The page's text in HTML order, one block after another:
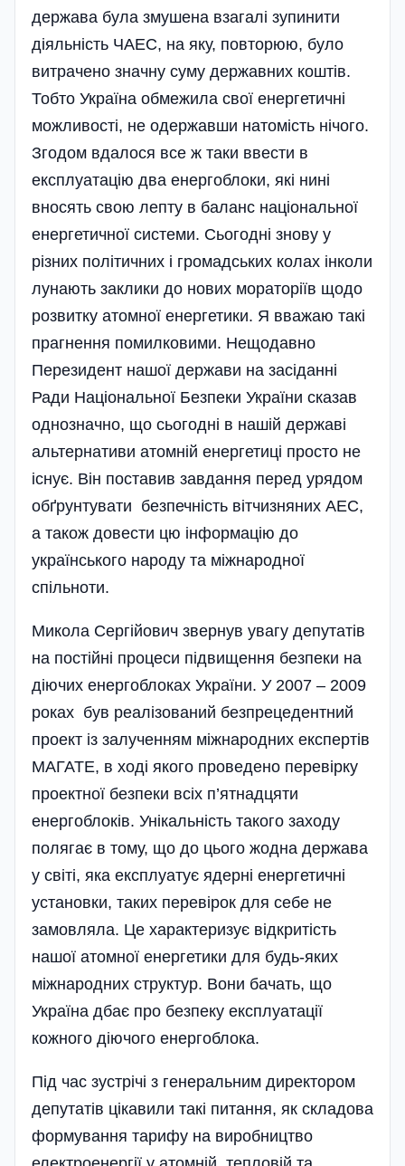
держава була змушена взагалі зупинити
діяльність ЧАЕС, на яку, повторюю, було
витрачено значну суму державних коштів.
Тобто Україна обмежила свої енергетичні
можливості, не одержавши натомість нічого.
Згодом вдалося все ж таки ввести в
експлуатацію два енергоблоки, які нині
вносять свою лепту в баланс національної
енергетичної системи. Сьогодні знову у
різних політичних і громадських колах інколи
лунають заклики до нових мораторіїв щодо
розвитку атомної енергетики. Я вважаю такі
прагнення помилковими. Нещодавно
Перезидент нашої держави на засі­данні
Ради Національної Безпеки України сказав
однозначно, що сьогодні в нашій державі
альтернативи атомній енергетиці просто не
існує. Він поставив завдання перед урядом
обґрунтувати безпечність вітчизняних АЕС,
а також довести цю інформацію до
українського народу та міжнародної
спільноти.
Микола Сергійович звернув увагу депутатів
на постійні процеси підвищення безпеки на
діючих енергоблоках України. У 2007 – 2009
роках був реалізований безпрецедентний
проект із залученням міжнародних експертів
МАГАТЕ, в ході якого проведено перевірку
проектної безпеки всіх п’ятнадцяти
енергоблоків. Унікальність такого заходу
полягає в тому, що до цього жодна держава
у світі, яка експлуатує ядерні енергетичні
установки, таких перевірок для себе не
замовляла. Це характеризує відкритість
нашої атомної енергетики для будь-яких
міжнародних структур. Вони бачать, що
Україна дбає про безпеку експлуатації
кожного діючого енергоблока.
Під час зустрічі з генеральним директором
депутатів цікавили такі питання, як складова
формування тарифу на виробництво